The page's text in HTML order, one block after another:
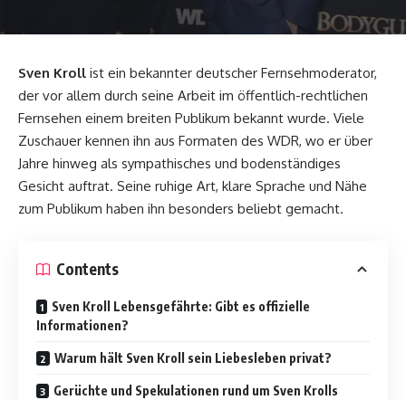
Sven Kroll ist ein bekannter deutscher Fernsehmoderator,
der vor allem durch seine Arbeit im öffentlich-rechtlichen
Fernsehen einem breiten Publikum bekannt wurde. Viele
Zuschauer kennen ihn aus Formaten des WDR, wo er über
Jahre hinweg als sympathisches und bodenständiges
Gesicht auftrat. Seine ruhige Art, klare Sprache und Nähe
zum Publikum haben ihn besonders beliebt gemacht.
Contents
Sven Kroll Lebensgefährte: Gibt es offizielle
Informationen?
Warum hält Sven Kroll sein Liebesleben privat?
Gerüchte und Spekulationen rund um Sven Krolls